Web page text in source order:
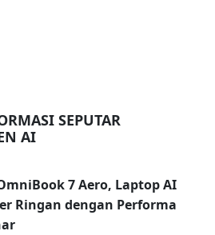
SEPUTAR
AI
7 Aero, Laptop AI
Ringan dengan Performa